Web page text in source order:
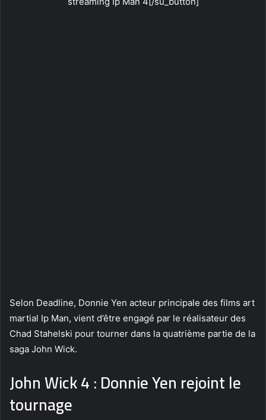
Selon Deadline, Donnie Yen acteur principale des films art
martial Ip Man, vient d’être engagé par le réalisateur des
Chad Stahelski pour tourner dans la quatrième partie de la
saga John Wick.
John Wick 4 : Donnie Yen rejoint le
tournage